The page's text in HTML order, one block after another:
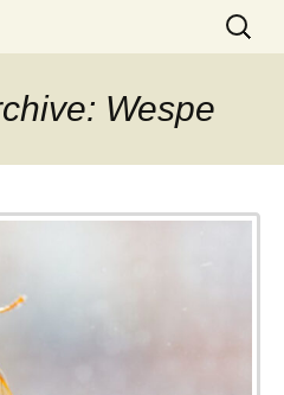
Suchen
nach:
Wespe